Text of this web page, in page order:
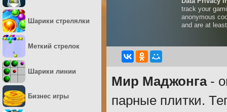
Мир Маджонга-
парные плитки.
Шарики стрелялки
Меткий стрелок
Шарики линии
Бизнес игры